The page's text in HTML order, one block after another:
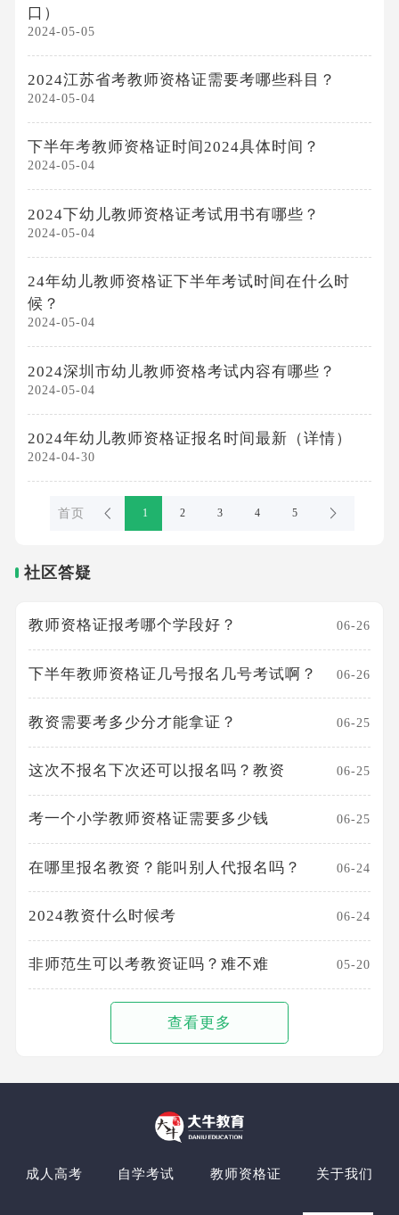
口）
2024-05-05
2024江苏省考教师资格证需要考哪些科目？
2024-05-04
下半年考教师资格证时间2024具体时间？
2024-05-04
2024下幼儿教师资格证考试用书有哪些？
2024-05-04
24年幼儿教师资格证下半年考试时间在什么时
候？
2024-05-04
2024深圳市幼儿教师资格考试内容有哪些？
2024-05-04
2024年幼儿教师资格证报名时间最新（详情）
2024-04-30
首页 1 2 3 4 5
社区答疑
教师资格证报考哪个学段好？ 06-26
下半年教师资格证几号报名几号考试啊？ 06-26
教资需要考多少分才能拿证？ 06-25
这次不报名下次还可以报名吗？教资 06-25
考一个小学教师资格证需要多少钱 06-25
在哪里报名教资？能叫别人代报名吗？ 06-24
2024教资什么时候考 06-24
非师范生可以考教资证吗？难不难 05-20
查看更多
成人高考 自学考试 教师资格证 关于我们